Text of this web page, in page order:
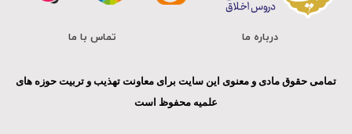
درباره ما تماس با ما
تمامی حقوق مادی و معنوی این سایت برای معاونت تهذیب و تربیت حوزه های
علمیه محفوظ است